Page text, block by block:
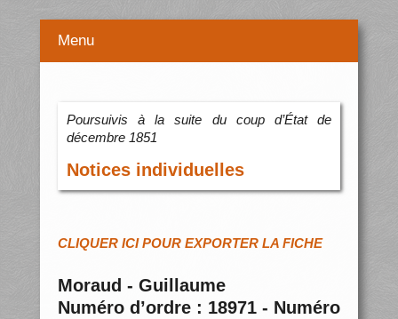
Menu
Poursuivis à la suite du coup d’État de
décembre 1851
Notices individuelles
CLIQUER ICI POUR EXPORTER LA FICHE
Moraud - Guillaume
Numéro d’ordre : 18971 - Numéro